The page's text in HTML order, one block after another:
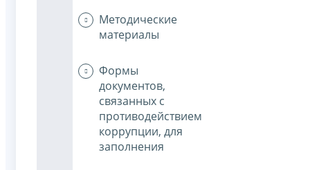
Методические
материалы
Формы
документов,
связанных с
противодействием
коррупции, для
заполнения